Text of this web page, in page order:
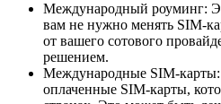
Международный роуминг:
вам не нужно менять SIM-
от вашего сотового
решением.
Международные SIM-карты:
оплаченные SIM-карты,